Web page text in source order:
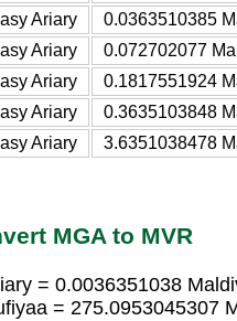
Ariary
0.0363510385
Ariary
0.072702077
Ariary
0.1817551924
Ariary
0.3635103848
Ariary
3.6351038478
MGA to MVR
= 0.0036351038
= 275.0953045307